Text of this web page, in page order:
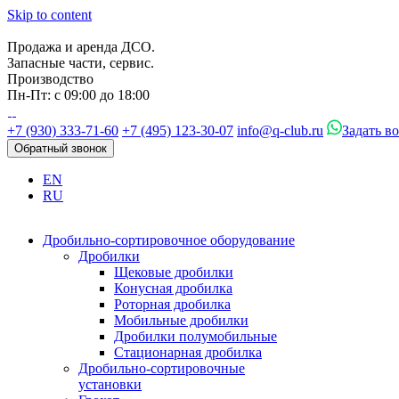
Skip to content
Продажа и аренда ДСО.
Запасные части, сервис.
Производство
Пн-Пт: с 09:00 до 18:00
+7 (930) 333-71-60 +7 (495) 123-30-07 info@q-club.ru Задать
Обратный звонок
EN
RU
Дробильно-сортировочное оборудование
Дробилки
Щековые дробилки
Конусная дробилка
Роторная дробилка
Мобильные дробилки
Дробилки полумобильные
Стационарная дробилка
Дробильно-сортировочные
установки